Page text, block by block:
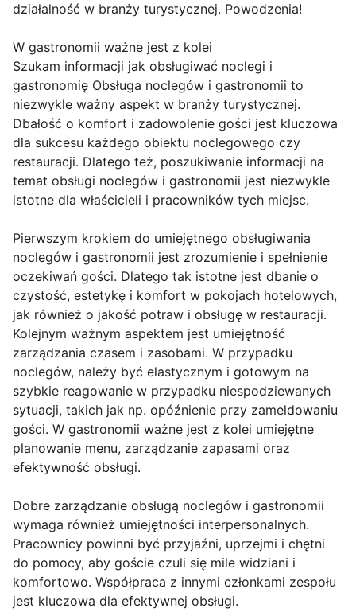
działalność w branży turystycznej. Powodzenia!
W gastronomii ważne jest z kolei
Szukam informacji jak obsługiwać noclegi i
gastronomię Obsługa noclegów i gastronomii to
niezwykle ważny aspekt w branży turystycznej.
Dbałość o komfort i zadowolenie gości jest kluczowa
dla sukcesu każdego obiektu noclegowego czy
restauracji. Dlatego też, poszukiwanie informacji na
temat obsługi noclegów i gastronomii jest niezwykle
istotne dla właścicieli i pracowników tych miejsc.
Pierwszym krokiem do umiejętnego obsługiwania
noclegów i gastronomii jest zrozumienie i spełnienie
oczekiwań gości. Dlatego tak istotne jest dbanie o
czystość, estetykę i komfort w pokojach hotelowych,
jak również o jakość potraw i obsługę w restauracji.
Kolejnym ważnym aspektem jest umiejętność
zarządzania czasem i zasobami. W przypadku
noclegów, należy być elastycznym i gotowym na
szybkie reagowanie w przypadku niespodziewanych
sytuacji, takich jak np. opóźnienie przy zameldowaniu
gości. W gastronomii ważne jest z kolei umiejętne
planowanie menu, zarządzanie zapasami oraz
efektywność obsługi.
Dobre zarządzanie obsługą noclegów i gastronomii
wymaga również umiejętności interpersonalnych.
Pracownicy powinni być przyjaźni, uprzejmi i chętni
do pomocy, aby goście czuli się mile widziani i
komfortowo. Współpraca z innymi członkami zespołu
jest kluczowa dla efektywnej obsługi.